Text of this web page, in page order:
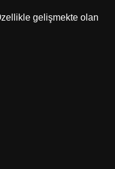
gelişmekte olan